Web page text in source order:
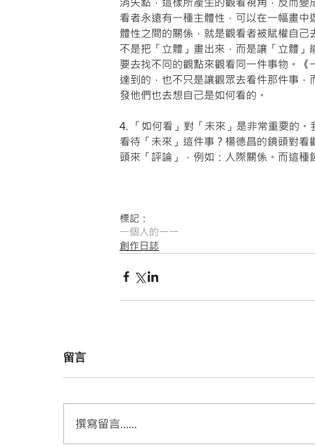
看者永遠有一種主體性，可以在一幅畫
體性之間的關係，就是觀看者被賦權自
不是把「立體」畫出來，而是讓「立體
要去找不同的觀點來觀看同一件事物。
達到的，也不只是讓觀眾去看件那件事
發他們也去想自己是如何看的。
4. 「如何看」對「未來」是非常重要的
看待「未來」這件事？楊德昌的鏡頭對
頭來「評論」，例如：人際關係。而這
標記：
一個人的一一
創作日誌
留言
撰寫留言......